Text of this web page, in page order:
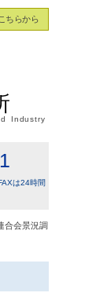
ちらから
Industry
は24時間
合会景況調